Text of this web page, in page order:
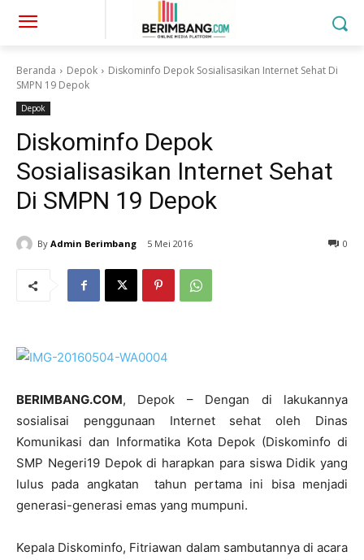
Beranda Depok
Diskominfo Depok Sosialisasikan Internet Sehat Di
SMPN 19 Depok
Depok
Diskominfo Depok
Sosialisasikan Internet Sehat
Di SMPN 19 Depok
By Admin Berimbang 5 Mei 2016 0
BERIMBANG.COM, Depok – Dengan di lakukannya
sosialisai penggunaan Internet sehat oleh Dinas
Komunikasi dan Informatika Kota Depok (Diskominfo di
SMP Negeri19 Depok di harapkan para siswa Didik yang
lulus pada angkatan tahun pertama ini bisa menjadi
generasi-generasi emas yang mumpuni.
Kepala Diskominfo, Fitriawan dalam sambutannya di acara